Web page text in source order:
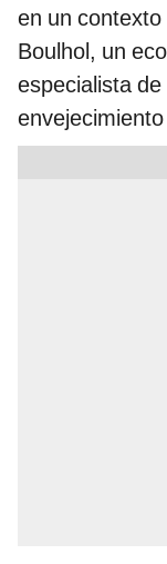
en un contexto
Boulhol, un
especialista de